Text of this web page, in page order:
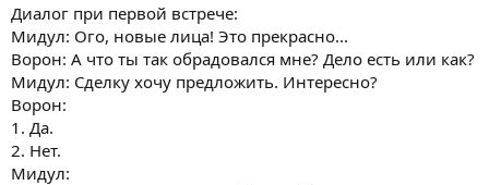
Диалог при первой встрече:
Мидул: Ого, новые лица! Это прекрасно...
Ворон: А что ты так обрадовался мне? Дело есть или как?
Мидул: Сделку хочу предложить. Интересно?
Ворон:
1. Да.
2. Нет.
Мидул: